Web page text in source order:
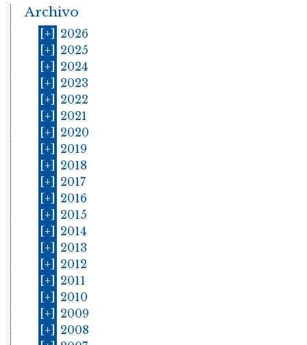
Archivo
[+]
2026
[+]
2025
[+]
2024
[+]
2023
[+]
2022
[+]
2021
[+]
2020
[+]
2019
[+]
2018
[+]
2017
[+]
2016
[+]
2015
[+]
2014
[+]
2013
[+]
2012
[+]
2011
[+]
2010
[+]
2009
[+]
2008